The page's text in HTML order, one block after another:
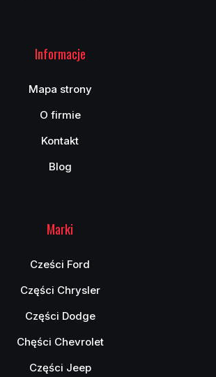
Informacje
Mapa strony
O firmie
Kontakt
Blog
Marki
Cześci Ford
Części Chrysler
Części Dodge
Chęści Chevrolet
Części Jeep